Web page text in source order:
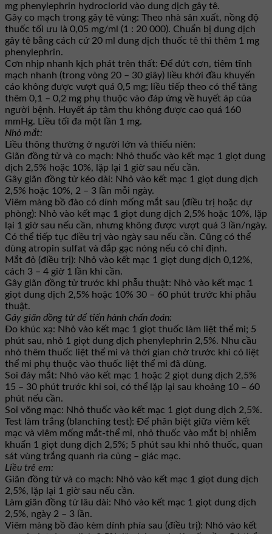
mg phenylephrin hydroclorid vào dung dịch gây tê.
Gây co mạch trong gây tê vùng: Theo nhà sản xuất, nồng độ
thuốc tối ưu là 0,05 mg/ml (1 : 20 000). Chuẩn bị dung dịch
gây tê bằng cách cứ 20 ml dung dịch thuốc tê thì thêm 1 mg
phenylephrin.
Cơn nhịp nhanh kịch phát trên thất: Để dứt cơn, tiêm tĩnh
mạch nhanh (trong vòng 20 – 30 giây) liều khởi đầu khuyến
cáo không được vượt quá 0,5 mg; liều tiếp theo có thể tăng
thêm 0,1 – 0,2 mg phụ thuộc vào đáp ứng về huyết áp của
người bệnh. Huyết áp tâm thu không được cao quá 160
mmHg. Liều tối đa một lần 1 mg.
Nhỏ mắt:
Liều thông thường ở người lớn và thiếu niên:
Giãn đồng tử và co mạch: Nhỏ thuốc vào kết mạc 1 giọt dung
dịch 2,5% hoặc 10%, lặp lại 1 giờ sau nếu cần.
Gây giãn đồng tử kéo dài: Nhỏ vào kết mạc 1 giọt dung dịch
2,5% hoặc 10%, 2 – 3 lần mỗi ngày.
Viêm màng bồ đào có dính mống mắt sau (điều trị hoặc dự
phòng): Nhỏ vào kết mạc 1 giọt dung dịch 2,5% hoặc 10%, lặp
lại 1 giờ sau nếu cần, nhưng không được vượt quá 3 lần/ngày.
Có thể tiếp tục điều trị vào ngày sau nếu cần. Cũng có thể
dùng atropin sulfat và đắp gạc nóng nếu có chỉ định.
Mắt đỏ (điều trị): Nhỏ vào kết mạc 1 giọt dung dịch 0,12%,
cách 3 – 4 giờ 1 lần khi cần.
Gây giãn đồng tử trước khi phẫu thuật: Nhỏ vào kết mạc 1
giọt dung dịch 2,5% hoặc 10% 30 – 60 phút trước khi phẫu
thuật.
Gây giãn đồng tử để tiến hành chẩn đoán:
Đo khúc xạ: Nhỏ vào kết mạc 1 giọt thuốc làm liệt thể mi; 5
phút sau, nhỏ 1 giọt dung dịch phenylephrin 2,5%. Nhu cầu
nhỏ thêm thuốc liệt thể mi và thời gian chờ trước khi có liệt
thể mi phụ thuộc vào thuốc liệt thể mi đã dùng.
Soi đáy mắt: Nhỏ vào kết mạc 1 hoặc 2 giọt dung dịch 2,5%
15 – 30 phút trước khi soi, có thể lặp lại sau khoảng 10 – 60
phút nếu cần.
Soi võng mạc: Nhỏ thuốc vào kết mạc 1 giọt dung dịch 2,5%.
Test làm trắng (blanching test): Để phân biệt giữa viêm kết
mạc và viêm mống mắt-thể mi, nhỏ thuốc vào mắt bị nhiễm
khuẩn 1 giọt dung dịch 2,5%; 5 phút sau khi nhỏ thuốc, quan
sát vùng trắng quanh rìa củng – giác mạc.
Liều trẻ em:
Giãn đồng tử và co mạch: Nhỏ vào kết mạc 1 giọt dung dịch
2,5%, lặp lại 1 giờ sau nếu cần.
Làm giãn đồng tử lâu dài: Nhỏ vào kết mạc 1 giọt dung dịch
2,5%, ngày 2 – 3 lần.
Viêm màng bồ đào kèm dính phía sau (điều trị): Nhỏ vào kết